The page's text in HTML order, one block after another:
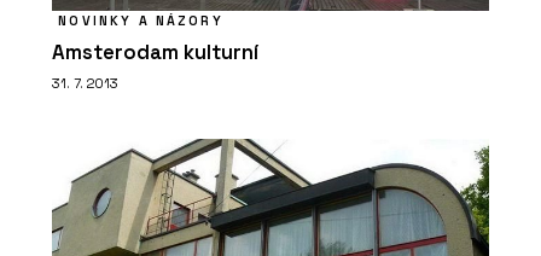
NOVINKY A NÁZORY
Amsterodam kulturní
31. 7. 2013